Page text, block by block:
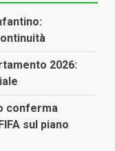
2026:
conferma
sul piano